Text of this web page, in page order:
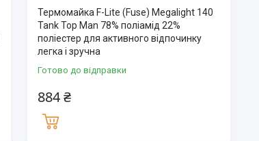
Термомайка F-Lite (Fuse) Megalight 140
Tank Top Man 78% поліамід 22%
поліестер для активного відпочинку
легка і зручна
Готово до відправки
884 ₴